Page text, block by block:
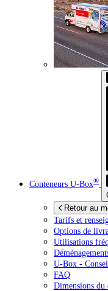
Conteneurs U-Box®
Retour au
Tarifs et
Options de
Utilisations
U-Box -
FAQ
Dimensions du